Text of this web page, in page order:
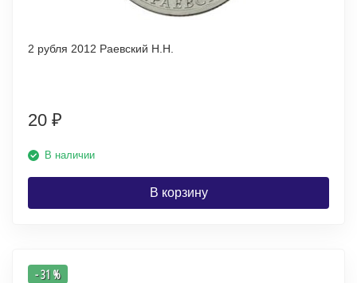
2 рубля 2012 Раевский Н.Н.
20 ₽
В наличии
В корзину
- 31 %